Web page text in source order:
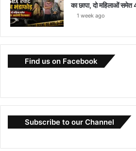
का छापा, दो महिलाओं समेत
1 week ago
Find us on Facebook
Subscribe to our Channel